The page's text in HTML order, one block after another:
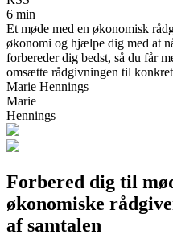
6 min
Et møde med en økonomisk
økonomi og hjælpe dig med at
forbereder dig bedst, så du får
omsætte rådgivningen til
Marie Hennings
Marie
Hennings
Forbered dig til
økonomiske
af samtalen